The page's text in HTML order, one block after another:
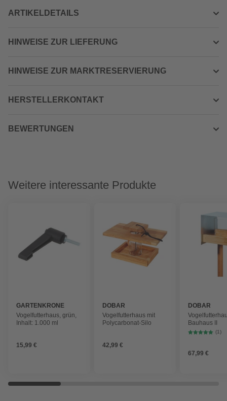
ARTIKELDETAILS
HINWEISE ZUR LIEFERUNG
HINWEISE ZUR MARKTRESERVIERUNG
HERSTELLERKONTAKT
BEWERTUNGEN
Weitere interessante Produkte
GARTENKRONE
Vogelfutterhaus, grün,
Inhalt: 1.000 ml
15,99 €
DOBAR
Vogelfutterhaus mit
Polycarbonat-Silo
42,99 €
DOBAR
Bauhaus II
(1)
67,99 €